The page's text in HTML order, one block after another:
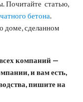
Почитайте статью,
бетона.
доме, сделанном
компаний —
и вам есть,
пишите на